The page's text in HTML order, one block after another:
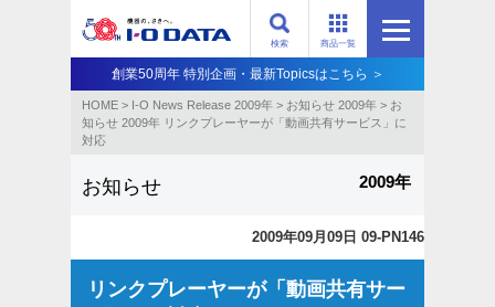
商品一覧
検索
創業50周年 特別企画・最新Topicsはこちら ＞
HOME > I-O News Release 2009年 > お知らせ 2009年 > お
知らせ 2009年 リンクプレーヤーが「動画共有サービス」に
対応
お知らせ 2009年
2009年09月09日 09-PN146
リンクプレーヤーが「動画共有サー